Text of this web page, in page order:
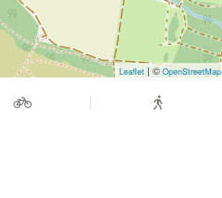
Leaflet | © OpenStreetMap